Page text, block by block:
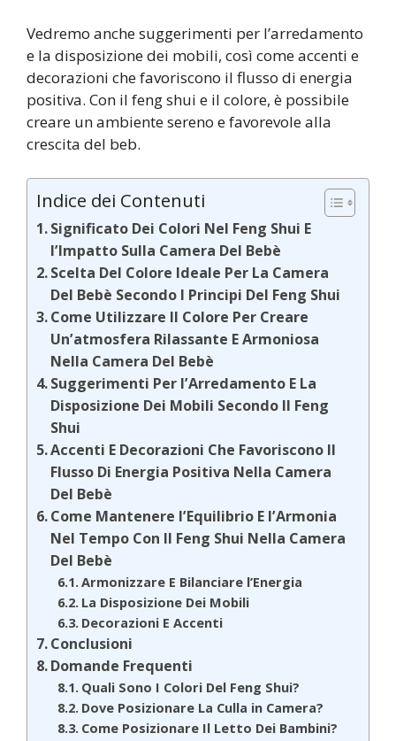
Vedremo anche suggerimenti per l’arredamento
e la disposizione dei mobili, così come accenti e
decorazioni che favoriscono il flusso di energia
positiva. Con il feng shui e il colore, è possibile
creare un ambiente sereno e favorevole alla
crescita del beb.
Indice dei Contenuti
Significato Dei Colori Nel Feng Shui E
l’Impatto Sulla Camera Del Bebè
Scelta Del Colore Ideale Per La Camera
Del Bebè Secondo I Principi Del Feng Shui
Come Utilizzare Il Colore Per Creare
Un’atmosfera Rilassante E Armoniosa
Nella Camera Del Bebè
Suggerimenti Per l’Arredamento E La
Disposizione Dei Mobili Secondo Il Feng
Shui
Accenti E Decorazioni Che Favoriscono Il
Flusso Di Energia Positiva Nella Camera
Del Bebè
Come Mantenere l’Equilibrio E l’Armonia
Nel Tempo Con Il Feng Shui Nella Camera
Del Bebè
Armonizzare E Bilanciare l’Energia
La Disposizione Dei Mobili
Decorazioni E Accenti
Conclusioni
Domande Frequenti
Quali Sono I Colori Del Feng Shui?
Dove Posizionare La Culla in Camera?
Come Posizionare Il Letto Dei Bambini?